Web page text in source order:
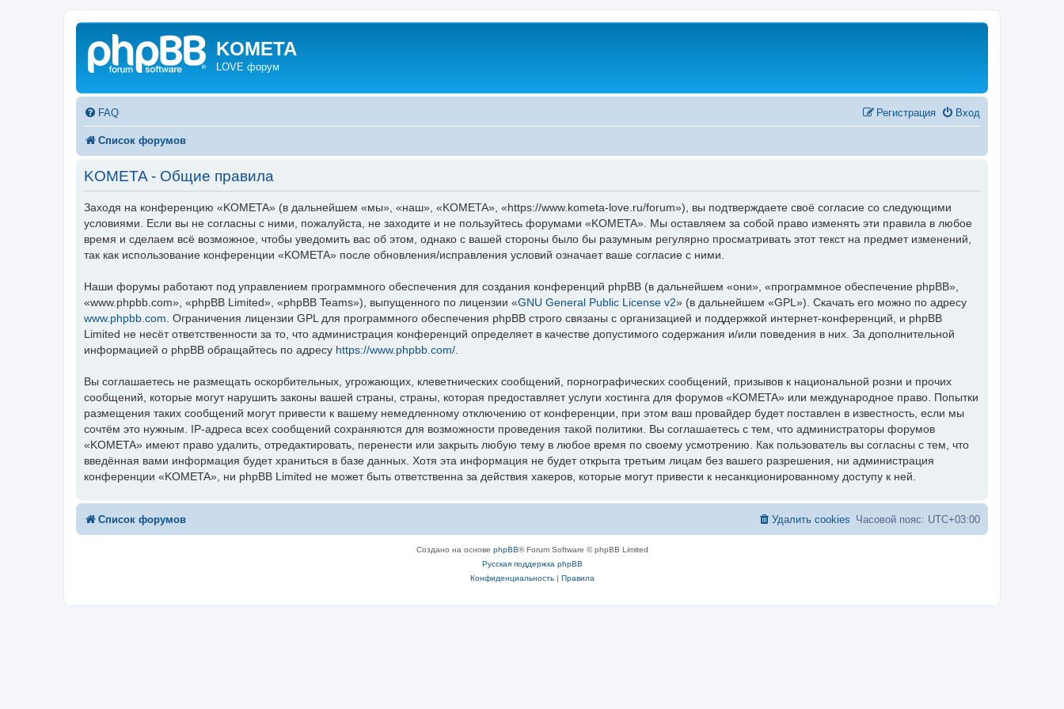
KOMETA
LOVE форум
FAQ Вход
Регистрация
Список форумов
KOMETA - Общие правила
Заходя на конференцию «KOMETA» (в дальнейшем «мы», «наш», «KOMETA», «https://www.kometa-love.ru/forum»), вы подтверждаете своё согласие со следующими
условиями. Если вы не согласны с ними, пожалуйста, не заходите и не пользуйтесь форумами «KOMETA». Мы оставляем за собой право изменять эти правила в любое
время и сделаем всё возможное, чтобы уведомить вас об этом, однако с вашей стороны было бы разумным регулярно просматривать этот текст на предмет изменений,
так как использование конференции «KOMETA» после обновления/исправления условий означает ваше согласие с ними.
Наши форумы работают под управлением программного обеспечения для создания конференций phpBB (в дальнейшем «они», «программное обеспечение phpBB»,
«www.phpbb.com», «phpBB Limited», «phpBB Teams»), выпущенного по лицензии «GNU General Public License v2» (в дальнейшем «GPL»). Скачать его можно по адресу
www.phpbb.com . Ограничения лицензии GPL для программного обеспечения phpBB строго связаны с организацией и поддержкой интернет-конференций, и phpBB
Limited не несёт ответственности за то, что администрация конференций определяет в качестве допустимого содержания и/или поведения в них. За дополнительной
информацией о phpBB обращайтесь по адресу https://www.phpbb.com/
Вы соглашаетесь не размещать оскорбительных, угрожающих, клеветнических сообщений, порнографических сообщений, призывов к национальной розни и прочих
сообщений, которые могут нарушить законы вашей страны, страны, которая предоставляет услуги хостинга для форумов «KOMETA» или международное право. Попытки
размещения таких сообщений могут привести к вашему немедленному отключению от конференции, при этом ваш провайдер будет поставлен в известность, если мы
сочтём это нужным. IP-адреса всех сообщений сохраняются для возможности проведения такой политики. Вы соглашаетесь с тем, что администраторы форумов
«KOMETA» имеют право удалить, отредактировать, перенести или закрыть любую тему в любое время по своему усмотрению. Как пользователь вы согласны с тем, что
введённая вами информация будет храниться в базе данных. Хотя эта информация не будет открыта третьим лицам без вашего разрешения, ни администрация
конференции «KOMETA», ни phpBB Limited не может быть ответственна за действия хакеров, которые могут привести к несанкционированному доступу к ней.
Список форумов Часовой пояс: UTC+03:00
Удалить cookies
Создано на основе phpBB® Forum Software © phpBB Limited
Русская поддержка phpBB
Конфиденциальность| Правила